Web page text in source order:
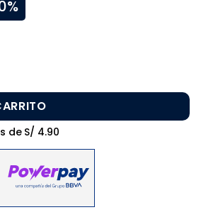
deS/ 4.90